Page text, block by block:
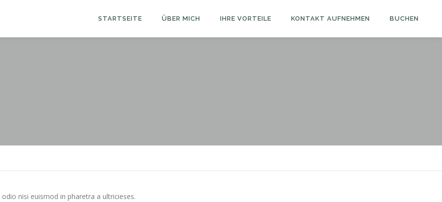
STARTSEITE ÜBER MICH IHRE VORTEILE KONTAKT AUFNEHMEN BUCHEN
nisi euismod in pharetra a ultricieses.